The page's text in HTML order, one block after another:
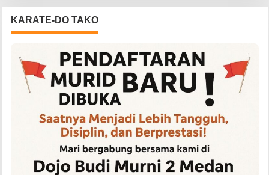
KARATE-DO TAKO